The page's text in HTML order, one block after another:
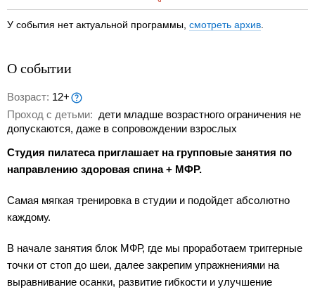
У события нет актуальной программы, смотреть архив
О событии
Возраст: 12+
Проход с детьми: дети младше возрастного ограничения не
допускаются, даже в сопровождении взрослых
Студия пилатеса приглашает на групповые занятия по
направлению здоровая спина + МФР.
Самая мягкая тренировка в студии и подойдет абсолютно
каждому.
В начале занятия блок МФР, где мы проработаем триггерные
точки от стоп до шеи, далее закрепим упражнениями на
выравнивание осанки, развитие гибкости и улучшение